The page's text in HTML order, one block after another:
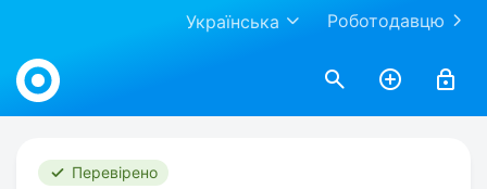
Роботодавцю
Українська
Work.ua
Перевірено